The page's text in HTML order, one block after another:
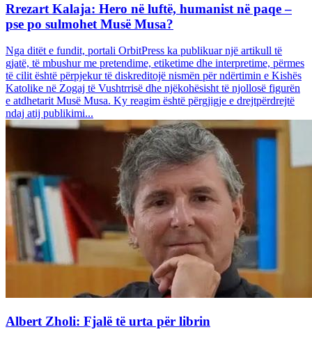
Rrezart Kalaja: Hero në luftë, humanist në paqe –
pse po sulmohet Musë Musa?
Nga ditët e fundit, portali OrbitPress ka publikuar një artikull të
gjatë, të mbushur me pretendime, etiketime dhe interpretime, përmes
të cilit është përpjekur të diskreditojë nismën për ndërtimin e Kishës
Katolike në Zogaj të Vushtrrisë dhe njëkohësisht të njollosë figurën
e atdhetarit Musë Musa. Ky reagim është përgjigje e drejtpërdrejtë
ndaj atij publikimi...
Albert Zholi: Fjalë të urta për librin